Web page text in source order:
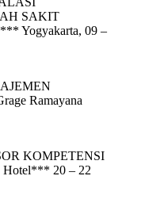
SAKIT
Yogyakarta, 09 –
Ramayana
KOMPETENSI
Hotel*** 20 – 22